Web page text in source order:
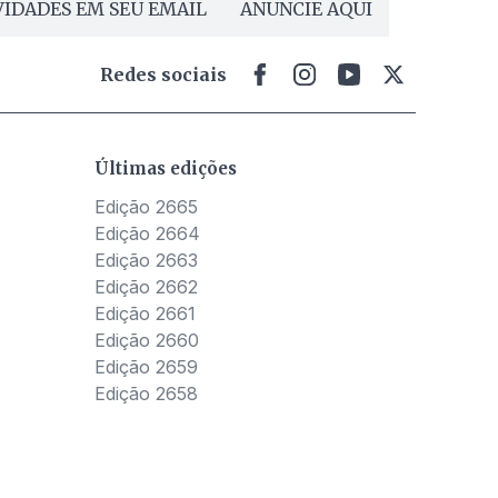
EM SEU EMAIL ANUNCIE AQUI
Redes sociais
Últimas edições
Edição 2665
Edição 2664
Edição 2663
Edição 2662
Edição 2661
Edição 2660
Edição 2659
Edição 2658